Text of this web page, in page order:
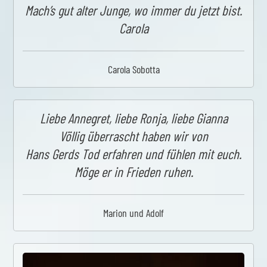
Mach’s gut alter Junge, wo immer du jetzt bist.
Carola
Carola Sobotta
Liebe Annegret, liebe Ronja, liebe Gianna
Völlig überrascht haben wir von
Hans Gerds Tod erfahren und fühlen mit euch.
Möge er in Frieden ruhen.
Marion und Adolf